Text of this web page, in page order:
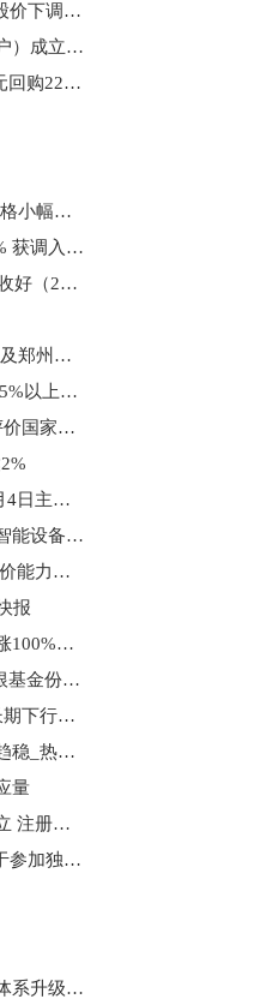
上海银行每股分红0.22元，上银转债转股价下调至8.35元 观热点
沭阳县嘉木坊木制品经营部（个体工商户）成立 注册资本20万人民币
普华和顺(01358)6月1日斥资26.68万港元回购22.8万股
PriceSeek提醒：硫酸钾需求淡季 现货价格小幅下跌-看热讯
信息:港股异动 | 鸣鸣很忙(01768)涨超4% 获调入港股通名单 公司正被中国主要食品饮料品牌视为新兴销售渠道
2026年光伏玻璃概念三家龙头股，名单收好（2026/3/25）
最新资讯:中新控股(08125.HK)将在深圳及郑州成立全资附属负责智能软件研发、数字化营销服务及算力业务及商用机器人研发等新业务
每日观察![快讯]国投智能:关于部分持股5%以上股东提前终止减持计划暨减持股份结果
报道:涵盖家电、建材等 我国绿色产品评价国家标准已覆盖47项产品
股票行情快报：美联新材（300586）6月4日主力资金净买入577.94万元 新要闻
灵心巧手投资成立科技公司，含可穿戴智能设备制造业务
瑞银：航空业叙事出现转变 亚太航企定价能力提升-每日资讯
报
即时焦点：夏天穿羊毛不热吗？成交大涨100%、万元短袖卖到缺货，始祖鸟、索康尼扎堆入局
热文：6月2日科创创业人工智能ETF摩根基金份额减少200万份，重仓股新易盛、澜起科技、中际旭创
大华银行：欧元/美元短期中性整理 中长期下行风险积聚
生意社：6月2日开封九泓DBP企业报价趋稳_热点评
量
每日报道：南京海裕恒贸易有限公司成立 注册资本350万人民币
今日聚焦!晨光生物: 独立董事候选人关于参加独立董事培训并取得独立董事资格证书的承诺书（牛翃）
欧米茄中国区官方售后服务热线及服务体系升级公告